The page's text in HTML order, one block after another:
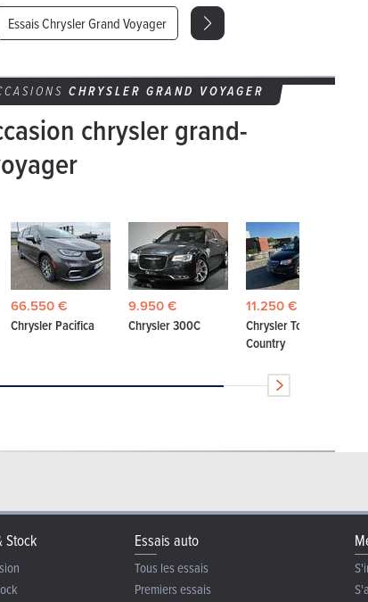
Essais Chrysler Grand Voyager
CHRYSLER GRAND VOYAGER
chrysler grand-
66.550 €
Chrysler Pacifica
9.950 €
Chrysler 300C
11.250 €
Chrysler Town &
Country
Stock Essais auto
Tous les essais
Premiers essais